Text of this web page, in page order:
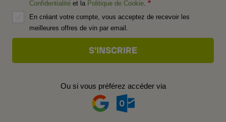
Confidentialité et la Politique de Cookie
En créant votre compte, vous acceptez de recevoir les
meilleures offres de vin par email.
Ou si vous préférez accéder via